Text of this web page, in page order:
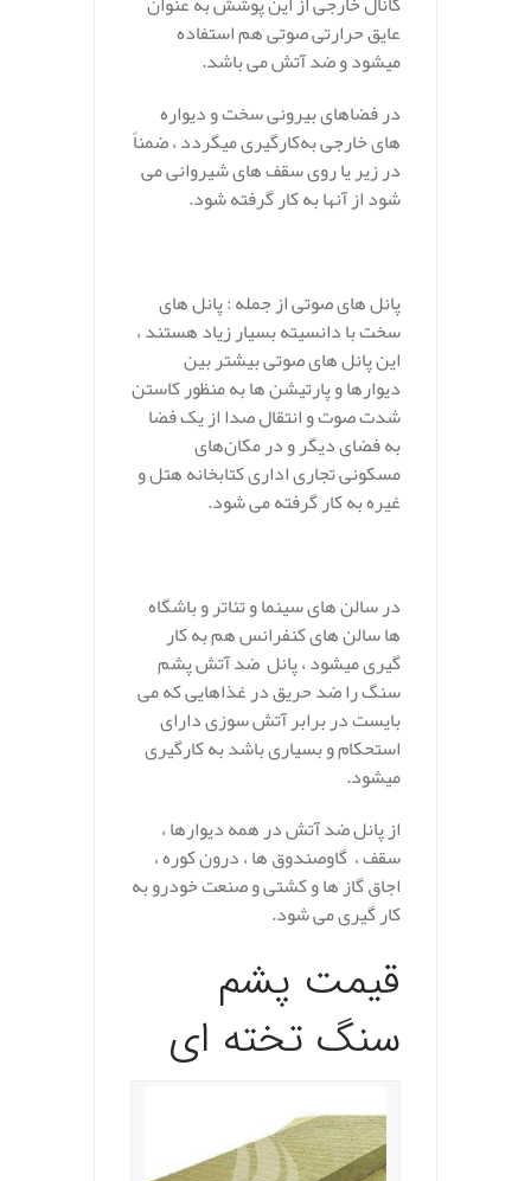
عایق حرارتی صوتی هم استفاده
میشود و ضد آتش می باشد.
در فضاهای بیرونی سخت و دیواره
های خارجی به‌کارگیری میگردد ، ضمناً
در زیر یا روی سقف های شیروانی می
شود از آنها به کار گرفته شود.
پانل های صوتی از جمله : پانل های
سخت با دانسیته بسیار زیاد هستند ،
این پانل های صوتی بیشتر بین
دیوارها و پارتیشن ها به منظور کاستن
شدت صوت و انتقال صدا از یک فضا
به فضای دیگر و در مکان‌های
مسکونی تجاری اداری کتابخانه هتل و
غیره به کار گرفته می شود.
در سالن های سینما و تئاتر و باشگاه
ها سالن های کنفرانس هم به کار
گیری میشود ، پانل ضد آتش پشم
سنگ را ضد حریق در غذاهایی که می
بایست در برابر آتش سوزی دارای
استحکام و بسیاری باشد به کارگیری
میشود.
از پانل ضد آتش در همه دیوارها ،
سقف ، گاوصندوق ها ، درون کوره ،
اجاق گاز ها و کشتی و صنعت خودرو به
کار گیری می شود.
قیمت پشم
سنگ تخته ای